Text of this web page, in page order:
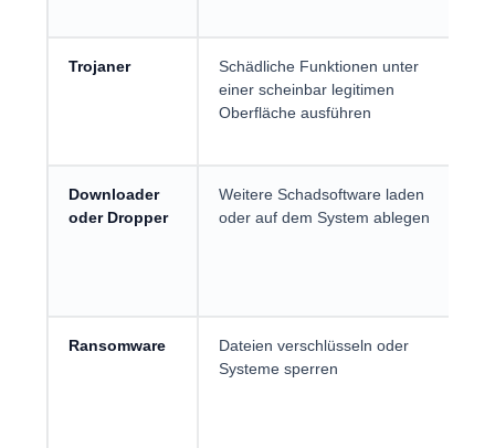
Trojaner
Schädliche Funktionen unter
einer scheinbar legitimen
Oberfläche ausführen
Downloader
oder Dropper
Weitere Schadsoftware laden
oder auf dem System ablegen
Ransomware
Dateien verschlüsseln oder
Systeme sperren